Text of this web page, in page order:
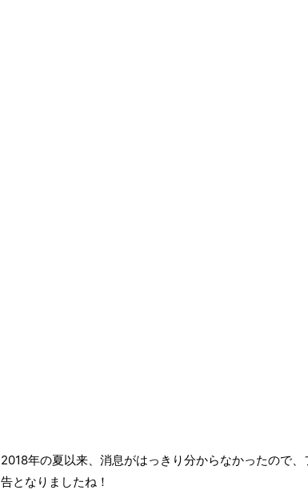
2018年の夏以来、消息がはっきり分からなかったので
告となりましたね！